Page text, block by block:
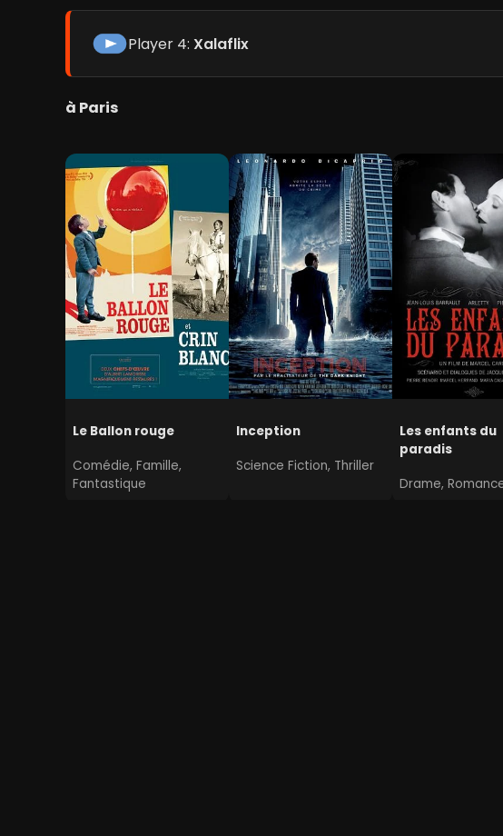
Player 4: Xalaflix
à Paris
Le Ballon rouge
Comédie, Famille,
Fantastique
Inception
Science Fiction, Thriller
Les enfants du
paradis
Drame,